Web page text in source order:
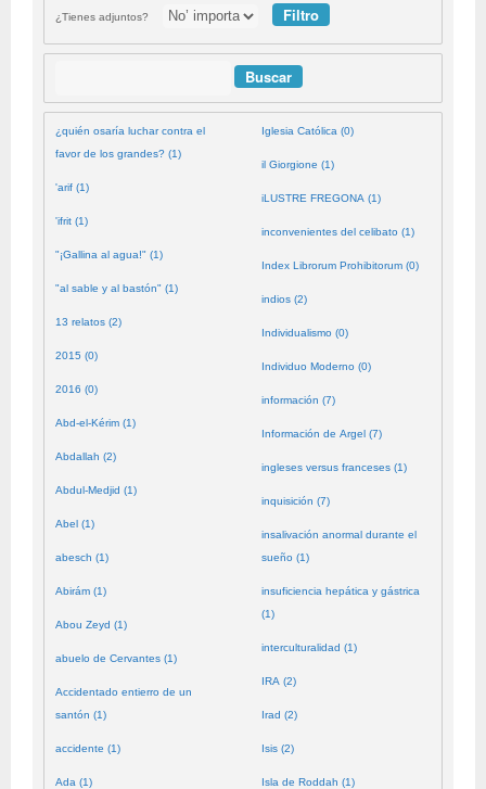
¿Tienes adjuntos?
¿quién osaría luchar contra el
favor de los grandes? (1)
'arif (1)
'ifrit (1)
"¡Gallina al agua!" (1)
"al sable y al bastón" (1)
13 relatos (2)
2015 (0)
2016 (0)
Abd-el-Kérim (1)
Abdallah (2)
Abdul-Medjid (1)
Abel (1)
abesch (1)
Abirám (1)
Abou Zeyd (1)
abuelo de Cervantes (1)
Accidentado entierro de un
santón (1)
accidente (1)
Ada (1)
Iglesia Católica (0)
il Giorgione (1)
iLUSTRE FREGONA (1)
inconvenientes del celibato (1)
Index Librorum Prohibitorum (0)
indios (2)
Individualismo (0)
Individuo Moderno (0)
información (7)
Información de Argel (7)
ingleses versus franceses (1)
inquisición (7)
insalivación anormal durante el
sueño (1)
insuficiencia hepática y gástrica
(1)
interculturalidad (1)
IRA (2)
Irad (2)
Isis (2)
Isla de Roddah (1)